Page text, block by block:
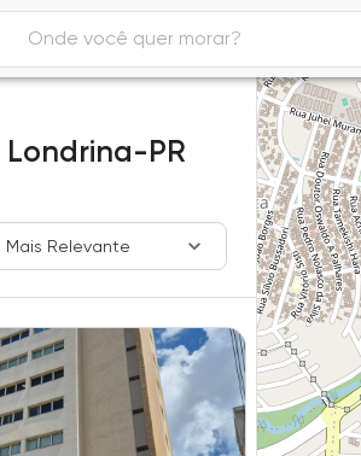
Londrina-PR
Mais Relevante